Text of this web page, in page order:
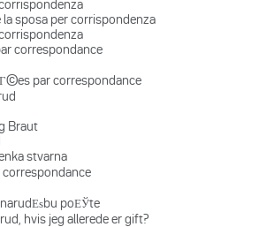
sposa per corrispondenza
correspondance
par correspondance
Braut
stvarna
poЕЎte
hvis jeg allerede er gift?